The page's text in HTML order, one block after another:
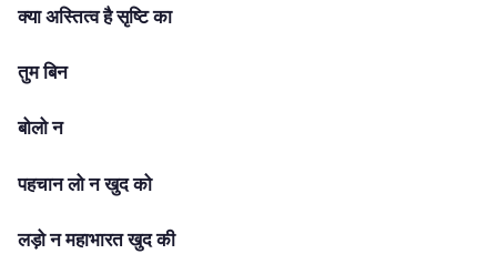
क्या अस्तित्व है सृष्टि का
तुम बिन
बोलो न
पहचान लो न खुद को
लड़ो न महाभारत खुद की